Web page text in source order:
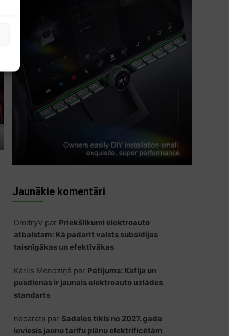
Jaunākie komentāri
DmitryVpar Priekšlikumi elektroauto
atbalstam: Kā padarīt valsts subsīdijas
taisnīgākas un efektīvākas
Kārlis Mendziņš par Pētījums: Kafija un
pusdienas ir jaunais elektroauto uzlādes
standarts
nedarata par Sadales tīkls no 2027. gada
ieviesīs jaunu tarifu plānu elektrificētām